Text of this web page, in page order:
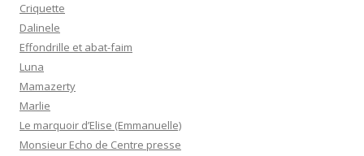
Criquette
Dalinele
Effondrille et abat-faim
Luna
Mamazerty
Marlie
Le marquoir d’Elise (Emmanuelle)
Monsieur Echo de Centre presse